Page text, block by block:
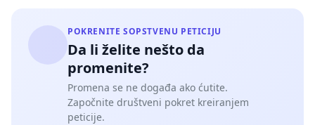
POKRENITE SOPSTVENU PETICIJU
Da li želite nešto da
promenite?
Promena se ne događa ako ćutite.
Započnite društveni pokret kreiranjem
peticije.